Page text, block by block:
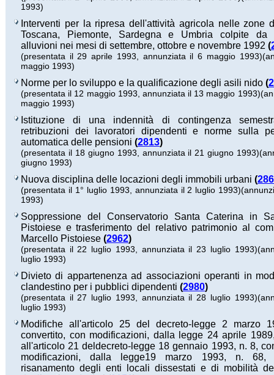
1993)
Interventi per la ripresa dell'attività agricola nelle zone
Toscana, Piemonte, Sardegna e Umbria colpite da
alluvioni nei mesi di settembre, ottobre e novembre 1992 (
(presentata il 29 aprile 1993, annunziata il 6 maggio 1993)
maggio 1993)
Norme per lo sviluppo e la qualificazione degli asili nido (
(presentata il 12 maggio 1993, annunziata il 13 maggio 1993)
maggio 1993)
Istituzione di una indennità di contingenza
retribuzioni dei lavoratori dipendenti e norme sulla
automatica delle pensioni (2813)
(presentata il 18 giugno 1993, annunziata il 21 giugno 1993)
giugno 1993)
Nuova disciplina delle locazioni degli immobili urbani (
(presentata il 1° luglio 1993, annunziata il 2 luglio 1993)
1993)
Soppressione del Conservatorio Santa Caterina in
Pistoiese e trasferimento del relativo patrimonio al
Marcello Pistoiese (2962)
(presentata il 22 luglio 1993, annunziata il 23 luglio 1993)
luglio 1993)
Divieto di appartenenza ad associazioni operanti in
clandestino per i pubblici dipendenti (2980)
(presentata il 27 luglio 1993, annunziata il 28 luglio 1993)
luglio 1993)
Modifiche all'articolo 25 del decreto-legge 2 marzo
convertito, con modificazioni, dalla legge 24 aprile
all'articolo 21 deldecreto-legge 18 gennaio 1993, n. 8,
modificazioni, dalla legge19 marzo 1993, n. 68,
risanamento degli enti locali dissestati e di mobilità